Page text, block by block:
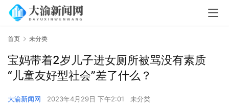
首页 未分类
宝妈带着2岁儿子进女厕所被骂没有素质
“儿童友好型社会”差了什么？
大渝新闻网 2023年4月29日 下午2:01 未分类